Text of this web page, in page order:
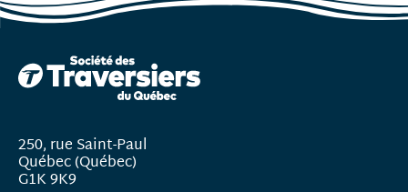
250, rue Saint-Paul
Québec (Québec)
G1K 9K9